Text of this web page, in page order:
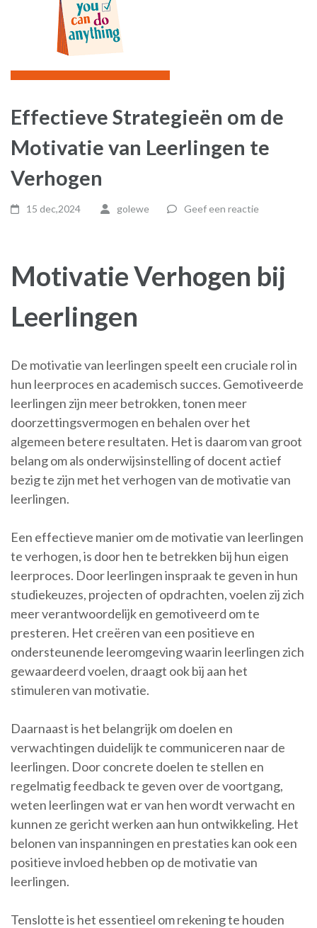
Effectieve Strategieën om de
Motivatie van Leerlingen te
Verhogen
15 dec,2024 golewe Geef een reactie
Motivatie Verhogen bij
Leerlingen
De motivatie van leerlingen speelt een cruciale rol in
hun leerproces en academisch succes. Gemotiveerde
leerlingen zijn meer betrokken, tonen meer
doorzettingsvermogen en behalen over het
algemeen betere resultaten. Het is daarom van groot
belang om als onderwijsinstelling of docent actief
bezig te zijn met het verhogen van de motivatie van
leerlingen.
Een effectieve manier om de motivatie van leerlingen
te verhogen, is door hen te betrekken bij hun eigen
leerproces. Door leerlingen inspraak te geven in hun
studiekeuzes, projecten of opdrachten, voelen zij zich
meer verantwoordelijk en gemotiveerd om te
presteren. Het creëren van een positieve en
ondersteunende leeromgeving waarin leerlingen zich
gewaardeerd voelen, draagt ook bij aan het
stimuleren van motivatie.
Daarnaast is het belangrijk om doelen en
verwachtingen duidelijk te communiceren naar de
leerlingen. Door concrete doelen te stellen en
regelmatig feedback te geven over de voortgang,
weten leerlingen wat er van hen wordt verwacht en
kunnen ze gericht werken aan hun ontwikkeling. Het
belonen van inspanningen en prestaties kan ook een
positieve invloed hebben op de motivatie van
leerlingen.
Tenslotte is het essentieel om rekening te houden